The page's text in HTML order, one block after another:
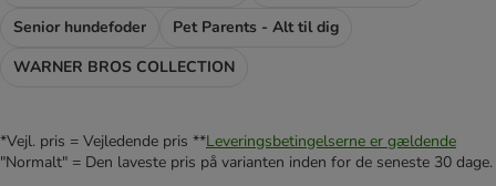
Senior hundefoder
Pet Parents - Alt til dig
WARNER BROS COLLECTION
*Vejl. pris = Vejledende pris **Leveringsbetingelserne er gældende
"Normalt" = Den laveste pris på varianten inden for de seneste 30 dage.